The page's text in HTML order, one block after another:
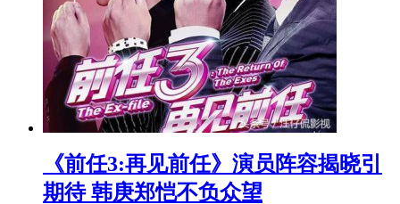
​《前任3:再见前任》演员阵容揭晓引
期待 韩庚郑恺不负众望